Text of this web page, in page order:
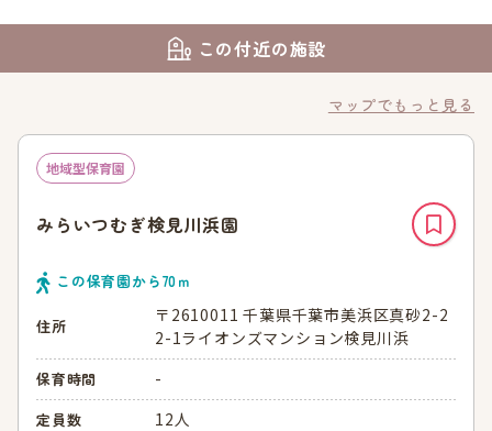
この付近の施設
マップでもっと見る
地域型保育園
みらいつむぎ検見川浜園
この保育園から70ｍ
住所
〒2610011 千葉県千葉市美浜区真砂2-2
2-1ライオンズマンション検見川浜
保育時間 -
定員数 12人